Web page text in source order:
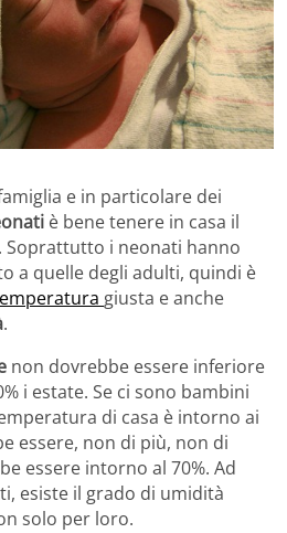
e in particolare dei
è bene tenere in casa il
. Soprattutto i neonati hanno
a quelle degli adulti, quindi è
giusta e anche
.
non dovrebbe essere inferiore
i estate. Se ci sono bambini
di casa è intorno ai
essere, non di più, non di
essere intorno al 70%. Ad
esiste il grado di umidità
solo per loro.